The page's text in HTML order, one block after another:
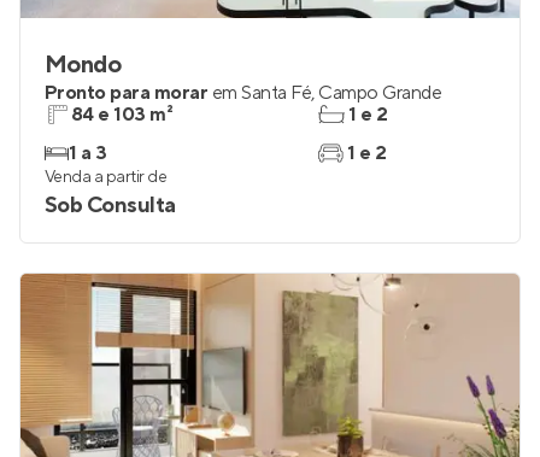
Mondo
Pronto para morar em Santa Fé, Campo Grande
84 e 103 m²
1 a 3
1 e 2
1 e 2
Venda a partir de
Sob Consulta